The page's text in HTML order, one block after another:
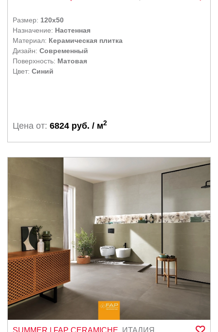
Размер: 120x50
Назначение: Настенная
Материал: Керамическая плитка
Дизайн: Современный
Поверхность: Матовая
Цвет: Синий
Цена от: 6824 руб. / м2
SUMMER | FAP CERAMICHE ИТАЛИЯ